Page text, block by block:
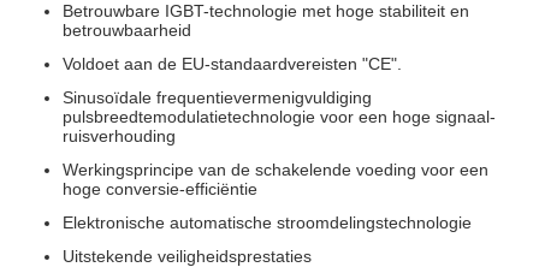
Betrouwbare IGBT-technologie met hoge stabiliteit en
betrouwbaarheid
Voldoet aan de EU-standaardvereisten "CE".
Sinusoïdale frequentievermenigvuldiging
pulsbreedtemodulatietechnologie voor een hoge signaal-
ruisverhouding
Werkingsprincipe van de schakelende voeding voor een
hoge conversie-efficiëntie
Elektronische automatische stroomdelingstechnologie
Uitstekende veiligheidsprestaties